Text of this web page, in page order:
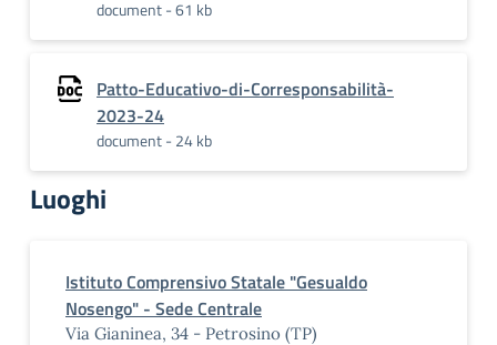
document - 61 kb
Patto-Educativo-di-Corresponsabilità-
2023-24
document - 24 kb
Luoghi
Istituto Comprensivo Statale "Gesualdo
Nosengo" - Sede Centrale
Via Gianinea, 34 - Petrosino (TP)